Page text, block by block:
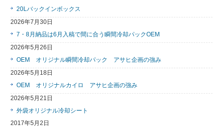
20Lバックインボックス
2026年7月30日
7・8月納品は6月入稿で間に合う瞬間冷却パックOEM
2026年5月26日
OEM オリジナル瞬間冷却パック アサヒ企画の強み
2026年5月18日
OEM オリジナルカイロ アサヒ企画の強み
2026年5月21日
外袋オリジナル冷却シート
2017年5月2日